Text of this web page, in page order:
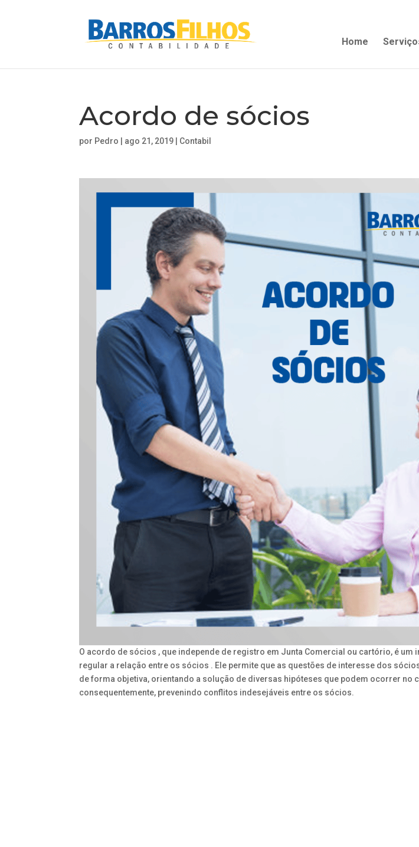
Home
Acordo de sócios
por Pedro ago 21, 2019 Contabil
O acordo de sócios , que independe de registro em Junta Comercial ou cartório, é um
regular a relação entre os sócios . Ele permite que as questões de interesse dos
de forma objetiva, orientando a solução de diversas hipóteses que podem ocorrer no
consequentemente, prevenindo conflitos indesejáveis entre os sócios.